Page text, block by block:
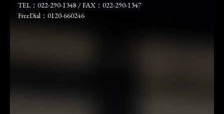
TEL：022-290-1348 / FAX：022-290-1347
FreeDial：0120-660246